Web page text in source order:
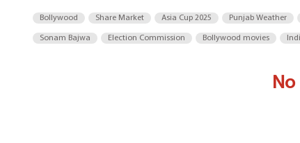
Bollywood Share Market Asia Cup 2025 Punjab Weather
Sonam Bajwa Election Commission Bollywood movies
No